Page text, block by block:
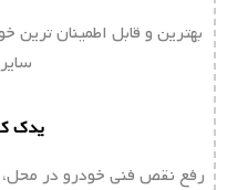
بهترین و قابل اطمینان
یدک
رفع نقص فنی خودرو در محل،